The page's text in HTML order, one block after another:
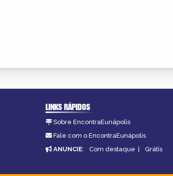
LINKS RÁPIDOS
Sobre EncontraEunápolis
Fale com o EncontraEunápolis
ANUNCIE: Com destaque | Grátis